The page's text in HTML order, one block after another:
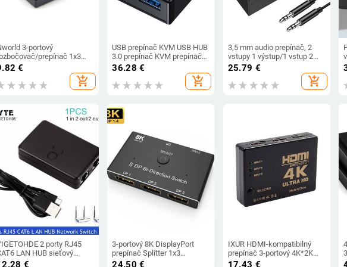
3-portový
prepínač 1x3
HDMI kompatibilný port
3 vstupy 1 výstup KVM
pre HDTV 1080P
Video DV HDTV 1080P
€
add_shopping_cart
USB prepínač KVM USB HUB
3.0 prepínač KVM prepínač
pre PC klávesnicu myš
tlačiareň 1 počítač zdieľanie
2 zariadení USB prepínač
36.28 €
add_shopping_cart
3,5 mm audio prepínač, 2
vstupy 1 výstup/1 vstup 2
výstupy, audio rozbočovač,
skrinka audio prepínača,
tlačidlo stlmenia jedným
25.79 €
add_shopping_cart
2 porty RJ45
LAN HUB sieťový
pre notebook 2
€
3-portový 8K DisplayPort
prepínač Splitter 1x3
obojsmerný DP 1.4 prepínač
24.50 €
IXUR HDMI-kompatibilný
prepínač 3-portový 4K*2K
prepínač, rozbočovač,
17.43 €